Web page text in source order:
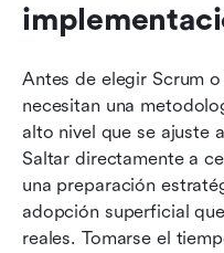
Antes de elegir Scrum
necesitan una
alto nivel que se ajuste
Saltar directamente a
una preparación
adopción superficial
reales. Tomarse el